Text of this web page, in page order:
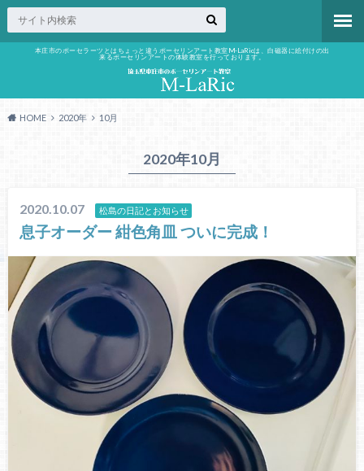
本庄市のポーセラーツとはちょっと違うポーセリンアート教室M-LaRicは、白磁器に絵付けの出
来るポーセリンアートの体験教室を行っております。
HOME 2020年 10月
2020年10月
2020.10.07 松島の日記とお知らせ
息子オーダー 紺色角皿 ついに完成！